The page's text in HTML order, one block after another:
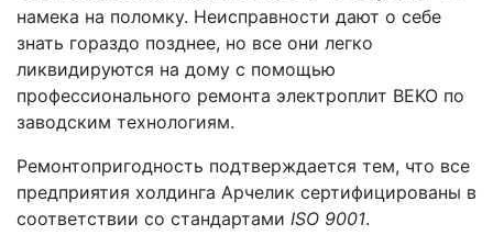
намека на поломку. Неисправности дают о себе
знать гораздо позднее, но все они легко
ликвидируются на дому с помощью
профессионального ремонта электроплит BEKO по
заводским технологиям.
Ремонтопригодность подтверждается тем, что все
предприятия холдинга Арчелик сертифицированы в
соответствии со стандартами ISO 9001.